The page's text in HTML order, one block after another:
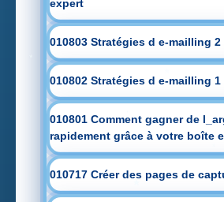
expert
010803 Stratégies d e-mailling 2
010802 Stratégies d e-mailling 1
010801 Comment gagner de
rapidement grâce à votre boîte
010717 Créer des pages de